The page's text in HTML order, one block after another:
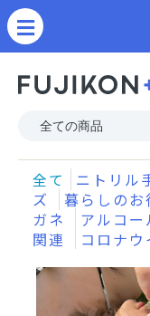
全て ニトリル
ズ
暮らしのお
ガネ
アルコー
関連
コロナ